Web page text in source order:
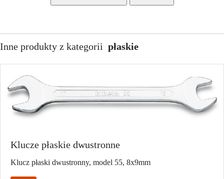
Inne produkty z kategorii płaskie
Klucze płaskie dwustronne
Klucz płaski dwustronny, model 55, 8x9mm